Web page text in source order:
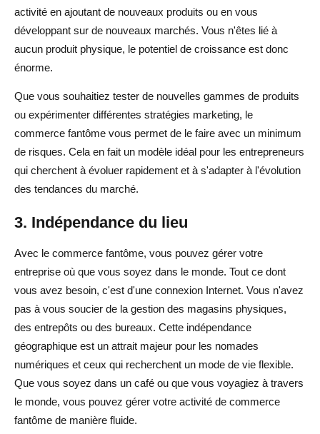
activité en ajoutant de nouveaux produits ou en vous
développant sur de nouveaux marchés. Vous n'êtes lié à
aucun produit physique, le potentiel de croissance est donc
énorme.
Que vous souhaitiez tester de nouvelles gammes de produits
ou expérimenter différentes stratégies marketing, le
commerce fantôme vous permet de le faire avec un minimum
de risques. Cela en fait un modèle idéal pour les entrepreneurs
qui cherchent à évoluer rapidement et à s'adapter à l'évolution
des tendances du marché.
3. Indépendance du lieu
Avec le commerce fantôme, vous pouvez gérer votre
entreprise où que vous soyez dans le monde. Tout ce dont
vous avez besoin, c'est d'une connexion Internet. Vous n'avez
pas à vous soucier de la gestion des magasins physiques,
des entrepôts ou des bureaux. Cette indépendance
géographique est un attrait majeur pour les nomades
numériques et ceux qui recherchent un mode de vie flexible.
Que vous soyez dans un café ou que vous voyagiez à travers
le monde, vous pouvez gérer votre activité de commerce
fantôme de manière fluide.